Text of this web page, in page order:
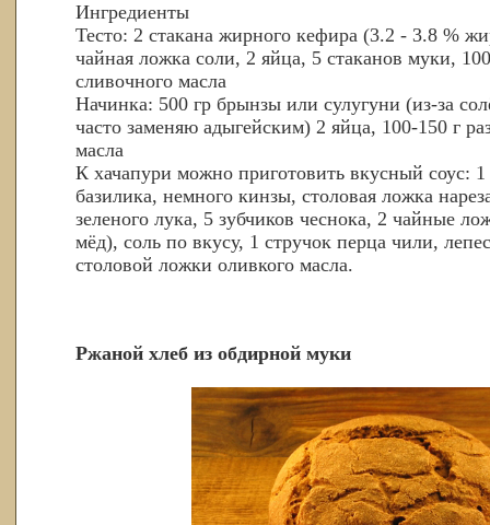
Ингредиенты
Тесто: 2 стакана жирного кефира (3.2 - 3.8 %
чайная ложка соли, 2 яйца, 5 стаканов муки,
сливочного масла
Начинка: 500 гр брынзы или сулугуни (из-за
часто заменяю адыгейским) 2 яйца, 100-150 г
масла
К хачапури можно приготовить вкусный соус:
базилика, немного кинзы, столовая ложка
зеленого лука, 5 зубчиков чеснока, 2 чайные
мёд), соль по вкусу, 1 стручок перца чили,
столовой ложки оливкого масла.
Ржаной хлеб из обдирной муки